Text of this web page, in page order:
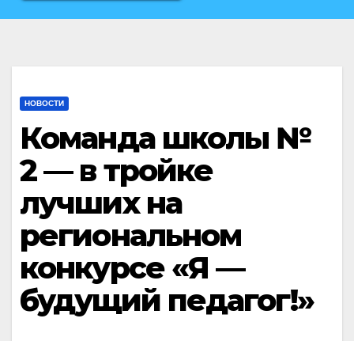
НОВОСТИ
Команда школы №
2 — в тройке
лучших на
региональном
конкурсе «Я —
будущий педагог!»